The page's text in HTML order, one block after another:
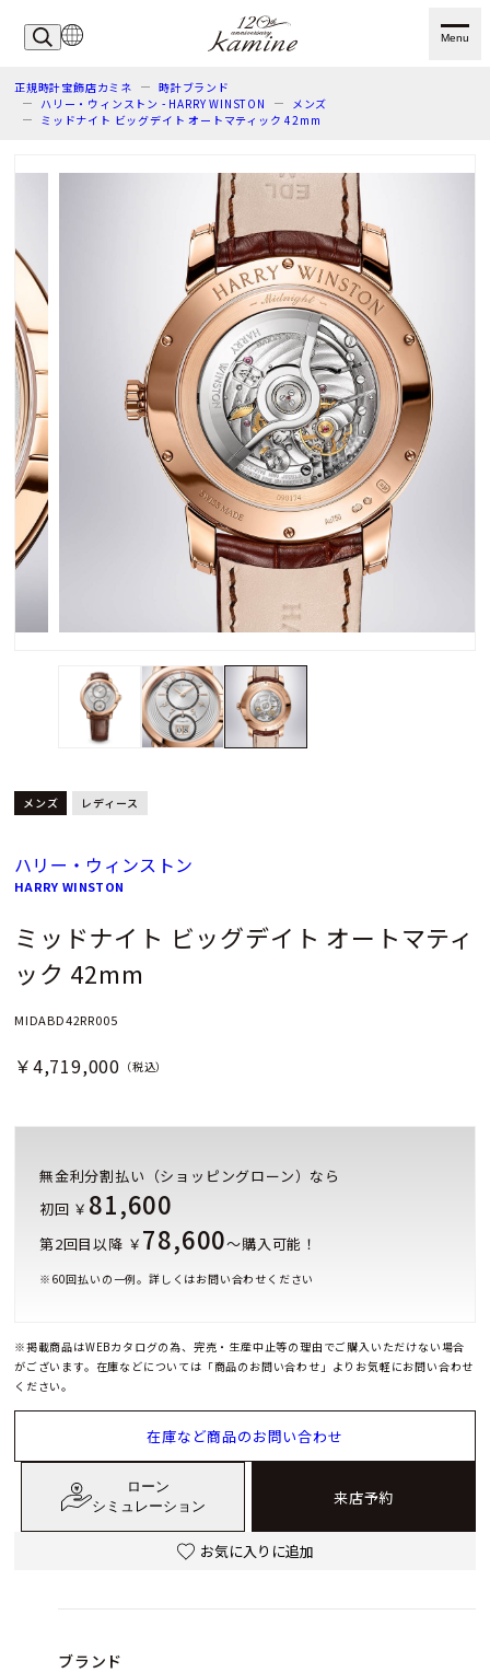
Menu
正規時計宝飾店カミネ
時計ブランド
ハリー・ウィンストン - HARRY WINSTON
メンズ
ミッドナイト ビッグデイト オートマティック 42mm
メンズ レディース
ハリー・ウィンストン
HARRY WINSTON
ミッドナイト ビッグデイト オートマティ
ック 42mm
MIDABD42RR005
￥4,719,000 （税込）
無金利分割払い（ショッピングローン）なら
初回 ￥ 81,600
第2回目以降 ￥ 78,600～購入可能！
※ 60回払いの一例。詳しくはお問い合わせください
※掲載商品はWEBカタログの為、完売・生産中止等の理由でご購入いただけない場合
がございます。在庫などについては「商品のお問い合わせ」よりお気軽にお問い合わせ
ください。
在庫など商品のお問い合わせ
ローン
シミュレーション
来店予約
お気に入りに追加
ブランド